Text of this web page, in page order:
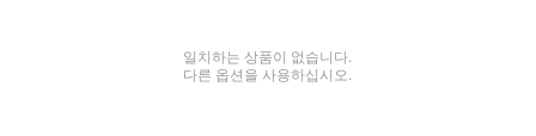
일치하는 상품이 없습니다.
다른 옵션을 사용하십시오.